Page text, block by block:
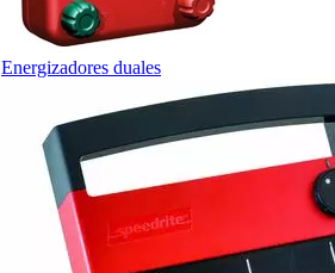
Energizadores duales